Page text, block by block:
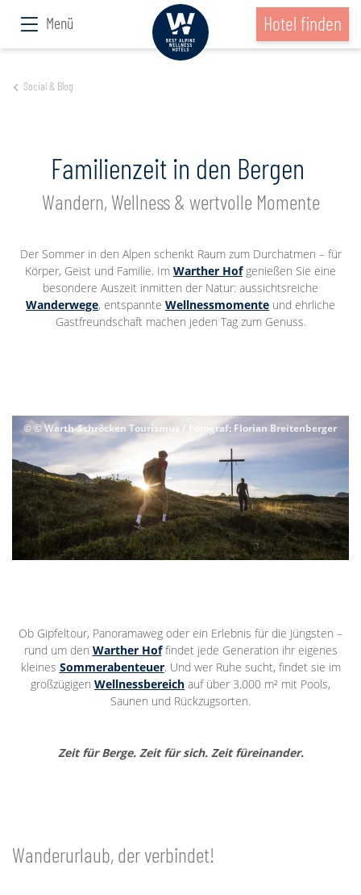
Menü Hotel finden
Social & Blog
Familienzeit in den Bergen
Wandern, Wellness & wertvolle Momente
Der Sommer in den Alpen schenkt Raum zum Durchatmen – für
Körper, Geist und Familie. Im Warther Hofgenießen Sie eine
besondere Auszeit inmitten der Natur: aussichtsreiche
Wanderwege, entspannte Wellnessmomente und ehrliche
Gastfreundschaft machen jeden Tag zum Genuss.
© © Warth-Schröcken Tourismus / Fotograf: Florian Breitenberger
Ob Gipfeltour, Panoramaweg oder ein Erlebnis für die Jüngsten –
rund um den Warther Hoffindet jede Generation ihr eigenes
kleines Sommerabenteuer. Und wer Ruhe sucht, findet sie im
großzügigen Wellnessbereich auf über 3.000 m² mit Pools,
Saunen und Rückzugsorten.
Zeit für Berge. Zeit für sich. Zeit füreinander.
Wanderurlaub, der verbindet!